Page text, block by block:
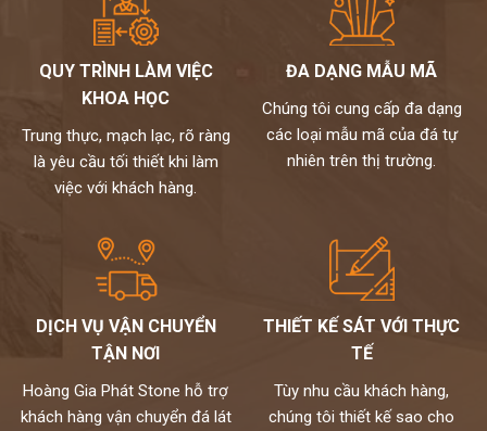
QUY TRÌNH LÀM VIỆC
KHOA HỌC
Trung thực, mạch lạc, rõ ràng
là yêu cầu tối thiết khi làm
việc với khách hàng.
ĐA DẠNG MẪU MÃ
Chúng tôi cung cấp đa dạng
các loại mẫu mã của đá tự
nhiên trên thị trường.
DỊCH VỤ VẬN CHUYỂN
TẬN NƠI
Hoàng Gia Phát Stone hỗ trợ
khách hàng vận chuyển đá lát
THIẾT KẾ SÁT VỚI THỰC
TẾ
Tùy nhu cầu khách hàng,
chúng tôi thiết kế sao cho